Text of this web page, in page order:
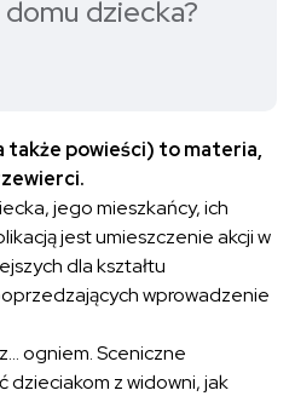
dziecka?
także powieści) to materia,
jego mieszkańcy, ich
jest umieszczenie akcji w
dla kształtu
wprowadzenie
ogniem. Sceniczne
dzieciakom z widowni, jak